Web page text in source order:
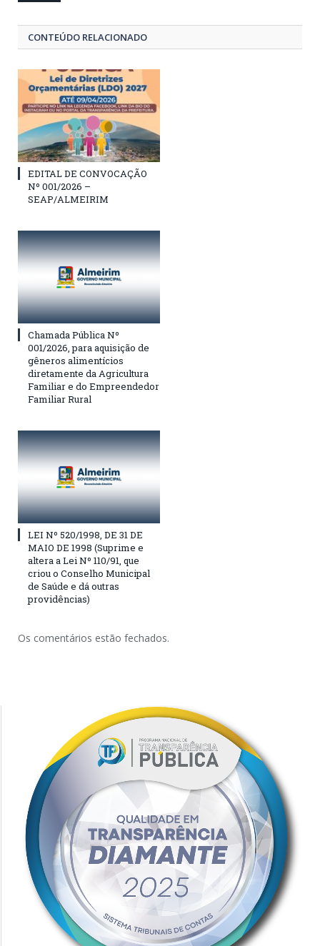
CONTEÚDO RELACIONADO
EDITAL DE CONVOCAÇÃO
Nº 001/2026 –
SEAP/ALMEIRIM
Chamada Pública Nº
001/2026, para aquisição de
gêneros alimentícios
diretamente da Agricultura
Familiar e do Empreendedor
Familiar Rural
LEI Nº 520/1998, DE 31 DE
MAIO DE 1998 (Suprime e
altera a Lei Nº 110/91, que
criou o Conselho Municipal
de Saúde e dá outras
providências)
Os comentários estão fechados.